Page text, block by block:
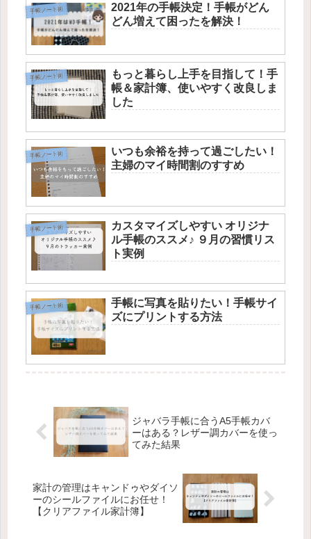
手帳ノート術
2021年の手帳決定！手帳がどん
どん増えて困ったを解決！
手帳ノート術
もっと暮らし上手を目指して！手
帳＆家計簿、使いやすく改良しま
した
手帳ノート術
いつも余裕を持って過ごしたい！
主婦のマイ時間割のすすめ
手帳ノート術
カスタマイズしやすい オリジナ
ル手帳のススメ♪ ９月の習慣リス
ト実例
手帳ノート術
手帳に写真を貼りたい！手帳サイ
ズにプリントする方法
ジャバラ手帳に合うA5手帳カバ
ーはある？レザー調カバーを使っ
てみた結果
家計の管理はキャンドゥやダイソ
ーのシールファイルにお任せ！
【クリアファイル家計簿】